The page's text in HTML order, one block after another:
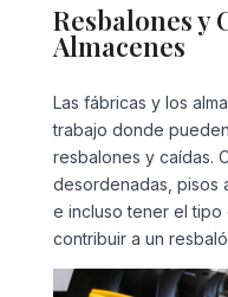
Resbalones y
Almacenes
Las fábricas y los
trabajo donde
resbalones y caídas.
desordenadas, pisos
e incluso tener el
contribuir a un